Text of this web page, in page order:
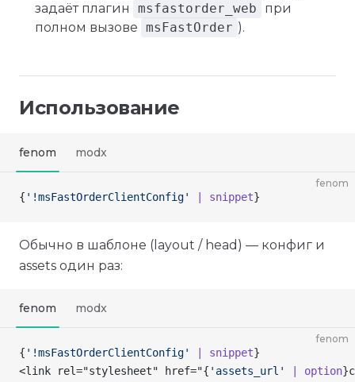
задаёт плагин
msfastorder_web
при
полном вызове msFastOrder ).
Использование
fenom modx
fenom
{ '!msFastOrderClientConfig' | snippet}
Обычно в шаблоне (layout / head) — конфиг и
assets один раз:
fenom modx
fenom
{ '!msFastOrderClientConfig' | snippet}
<link rel="stylesheet" href="{ 'assets_url' | option}